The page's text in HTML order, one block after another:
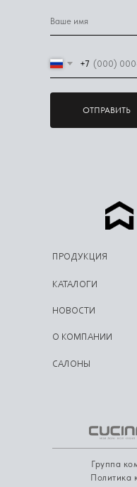
+7
ОТПРАВИТЬ
Группа
Политика
ПРОДУКЦИЯ
КАТАЛОГИ
НОВОСТИ
О КОМПАНИИ
САЛОНЫ